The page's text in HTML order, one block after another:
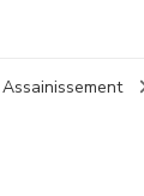
Assainissement